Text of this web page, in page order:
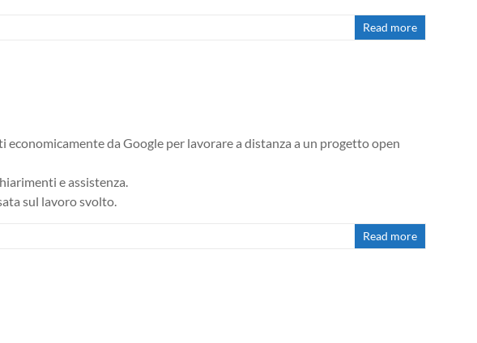
Read more
da Google per lavorare a distanza a un progetto open
e assistenza.
sul lavoro svolto.
Read more